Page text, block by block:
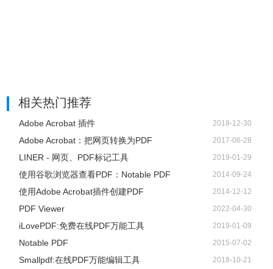
3.正确保存单选按钮组的字段值
版本10.2.4说明：
1.解决保存时页面更改的问题
2.其他修复和改进
版本11.0.3：
1.解决了保存涉及大量对象的文档时发生崩溃的问题
2.其他修复和改进
相关热门推荐
Adobe Acrobat 插件 2018-12-30
Adobe Acrobat：把网页转换为PDF 2017-06-28
LINER - 网页、PDF标记工具 2019-01-29
使用谷歌浏览器查看PDF：Notable PDF 2014-09-24
使用Adobe Acrobat插件创建PDF 2014-12-12
PDF Viewer 2022-04-30
iLovePDF:免费在线PDF万能工具 2019-01-09
Notable PDF 2015-07-02
Smallpdf:在线PDF万能编辑工具 2018-10-21